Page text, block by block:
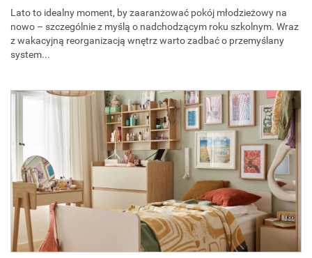
Lato to idealny moment, by zaaranżować pokój młodzieżowy na
nowo – szczególnie z myślą o nadchodzącym roku szkolnym. Wraz
z wakacyjną reorganizacją wnętrz warto zadbać o przemyślany
system...